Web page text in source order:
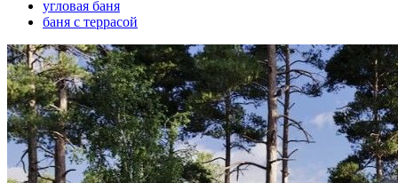
угловая баня
баня с террасой